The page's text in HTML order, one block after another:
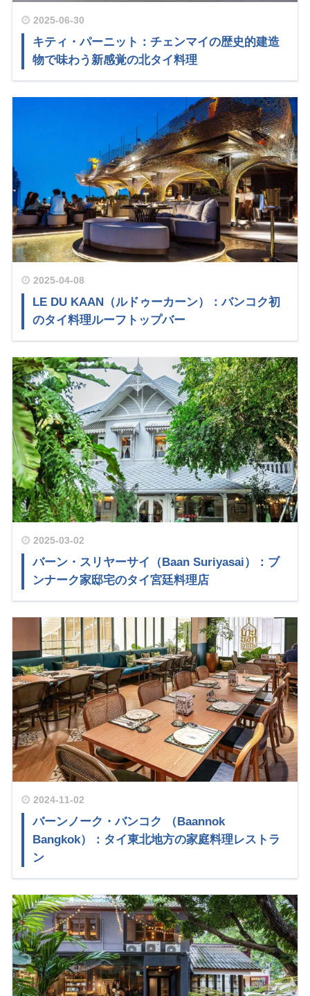
2025-06-30
キティ・パーニット：チェンマイの歴史的建造
物で味わう新感覚の北タイ料理
2025-04-08
LE DU KAAN（ルドゥーカーン）：バンコク初
のタイ料理ルーフトップバー
2025-03-02
バーン・スリヤーサイ（Baan Suriyasai）：ブ
ンナーク家邸宅のタイ宮廷料理店
2024-11-02
バーンノーク・バンコク （Baannok
Bangkok）：タイ東北地方の家庭料理レストラ
ン